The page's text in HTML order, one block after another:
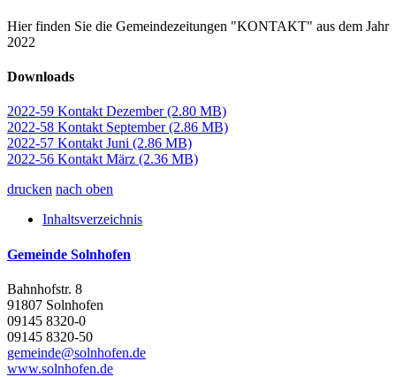
Hier finden Sie die Gemeindezeitungen "KONTAKT" aus dem Jahr
2022
Downloads
2022-59 Kontakt Dezember(2.80 MB)
2022-58 Kontakt September(2.86 MB)
2022-57 Kontakt Juni (2.86 MB)
2022-56 Kontakt März (2.36 MB)
drucken nach oben
Inhaltsverzeichnis
Gemeinde Solnhofen
Bahnhofstr. 8
91807 Solnhofen
09145 8320-0
09145 8320-50
gemeinde@solnhofen.de
www.solnhofen.de